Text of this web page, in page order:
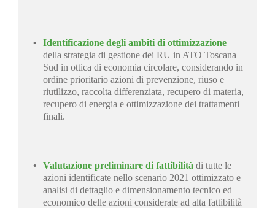
Identificazione degli ambiti di ottimizzazione
della strategia di gestione dei RU in ATO Toscana
Sud in ottica di economia circolare, considerando in
ordine prioritario azioni di prevenzione, riuso e
riutilizzo, raccolta differenziata, recupero di materia,
recupero di energia e ottimizzazione dei trattamenti
finali.
Valutazione preliminare di fattibilità di tutte le
azioni identificate nello scenario 2021 ottimizzato e
analisi di dettaglio e dimensionamento tecnico ed
economico delle azioni considerate ad alta fattibilità